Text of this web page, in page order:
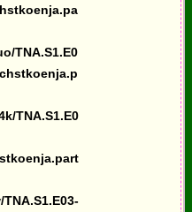
TNA.S1.E0
TNA.S1.E0